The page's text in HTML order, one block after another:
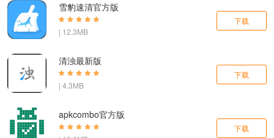
雪豹速清官方版
| 12.3MB
下载
清浊最新版
| 4.3MB
下载
apkcombo官方版
下载